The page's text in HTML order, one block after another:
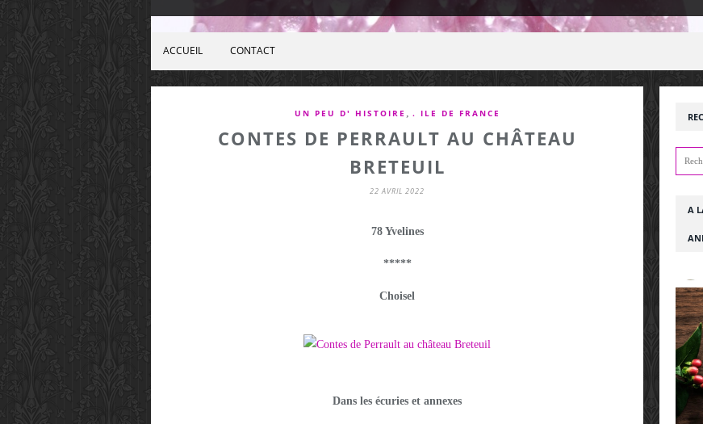
ACCUEIL CONTACT
UN PEU D' HISTOIRE . ILE DE FRANCE
CONTES DE PERRAULT AU CHÂTEAU
BRETEUIL
22 AVRIL 2022
78 Yvelines
*****
Choisel
Dans les écuries et annexes
A